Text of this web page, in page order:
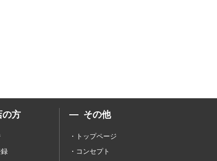
の方 その他
トップページ
コンセプト